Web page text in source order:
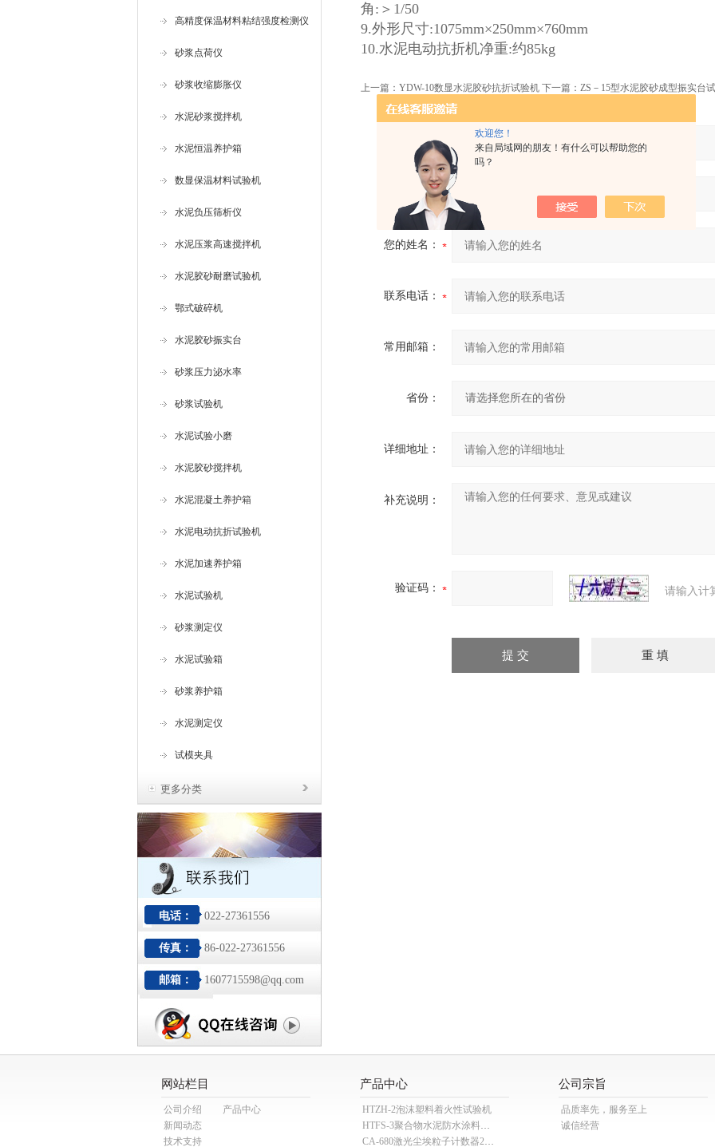
欢迎您！
来自局域网的朋友！有什么可以帮助您的
吗？
高精度保温材料粘结强度检测仪
砂浆点荷仪
砂浆收缩膨胀仪
水泥砂浆搅拌机
水泥恒温养护箱
数显保温材料试验机
水泥负压筛析仪
水泥压浆高速搅拌机
水泥胶砂耐磨试验机
鄂式破碎机
水泥胶砂振实台
砂浆压力泌水率
砂浆试验机
水泥试验小磨
水泥胶砂搅拌机
水泥混凝土养护箱
水泥电动抗折试验机
水泥加速养护箱
水泥试验机
砂浆测定仪
水泥试验箱
砂浆养护箱
水泥测定仪
试模夹具
更多分类
电话： 022-27361556
传真： 86-022-27361556
邮箱： 1607715598@qq.com
角:＞1/50
9.外形尺寸:1075mm×250mm×760mm
10.水泥电动抗折机净重:约85kg
上一篇： YDW-10数显水泥胶砂抗折试验机 下一篇： ZS－15型水泥胶砂成型振实台
产品：
您的单位：
您的姓名：
联系电话：
常用邮箱：
省份：
详细地址：
补充说明：
验证码： 请输入计
网站栏目
公司介绍
产品中心
新闻动态
技术支持
产品中心
HTZH-2泡沫塑料着火性试验机
HTFS-3聚合物水泥防水涂料分散机
CA-680激光尘埃粒子计数器28.3L
公司宗旨
品质率先，服务至上
诚信经营